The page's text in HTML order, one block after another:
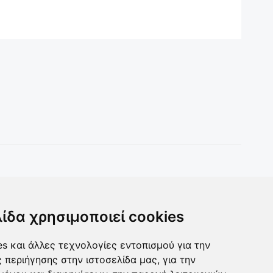
χρησιμοποιεί cookies
και άλλες τεχνολογίες εντοπισμού για την
περιήγησης στην ιστοσελίδα μας, για την